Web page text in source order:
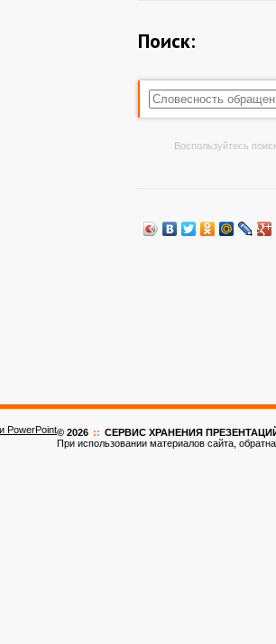
Поиск:
Воспользуйтесь
© 2026 :: CЕРВИС ХРАНЕНИЯ ПРЕЗЕНТАЦИЙ
При использовании материалов сайта,